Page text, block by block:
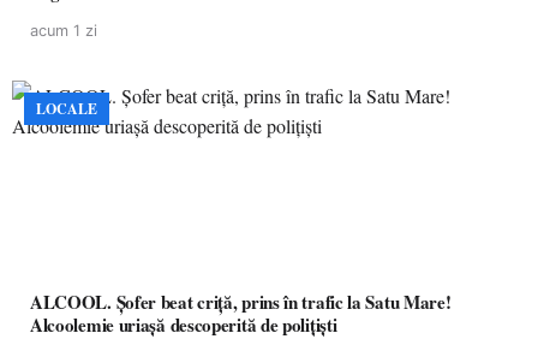
acum 1 zi
LOCALE
ALCOOL. Șofer beat criță, prins în trafic la Satu Mare!
Alcoolemie uriașă descoperită de polițiști